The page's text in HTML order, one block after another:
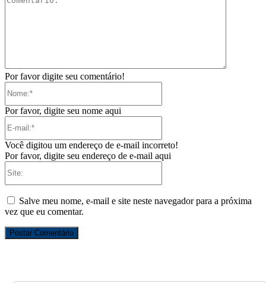
Por favor digite seu comentário!
Por favor, digite seu nome aqui
Você digitou um endereço de e-mail incorreto!
Por favor, digite seu endereço de e-mail aqui
Salve meu nome, e-mail e site neste navegador para a próxima
vez que eu comentar.